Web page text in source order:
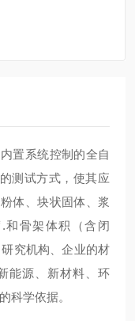
置系统控制的全自
的测试方式，使其应
体、块状固体、浆
和骨架体积（含闭
究机构、企业的材
能源、新材料、环
科学依据。